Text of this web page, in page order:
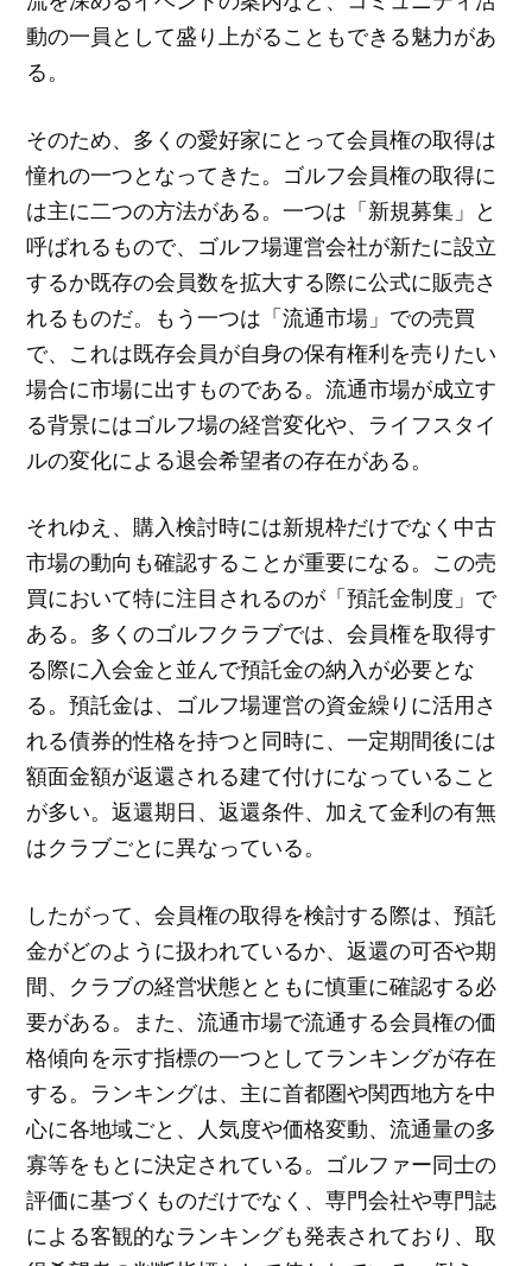
動の一員として盛り上がることもできる魅力があ
る。
そのため、多くの愛好家にとって会員権の取得は
憧れの一つとなってきた。ゴルフ会員権の取得に
は主に二つの方法がある。一つは「新規募集」と
呼ばれるもので、ゴルフ場運営会社が新たに設立
するか既存の会員数を拡大する際に公式に販売さ
れるものだ。もう一つは「流通市場」での売買
で、これは既存会員が自身の保有権利を売りたい
場合に市場に出すものである。流通市場が成立す
る背景にはゴルフ場の経営変化や、ライフスタイ
ルの変化による退会希望者の存在がある。
それゆえ、購入検討時には新規枠だけでなく中古
市場の動向も確認することが重要になる。この売
買において特に注目されるのが「預託金制度」で
ある。多くのゴルフクラブでは、会員権を取得す
る際に入会金と並んで預託金の納入が必要とな
る。預託金は、ゴルフ場運営の資金繰りに活用さ
れる債券的性格を持つと同時に、一定期間後には
額面金額が返還される建て付けになっていること
が多い。返還期日、返還条件、加えて金利の有無
はクラブごとに異なっている。
したがって、会員権の取得を検討する際は、預託
金がどのように扱われているか、返還の可否や期
間、クラブの経営状態とともに慎重に確認する必
要がある。また、流通市場で流通する会員権の価
格傾向を示す指標の一つとしてランキングが存在
する。ランキングは、主に首都圏や関西地方を中
心に各地域ごと、人気度や価格変動、流通量の多
寡等をもとに決定されている。ゴルファー同士の
評価に基づくものだけでなく、専門会社や専門誌
による客観的なランキングも発表されており、取